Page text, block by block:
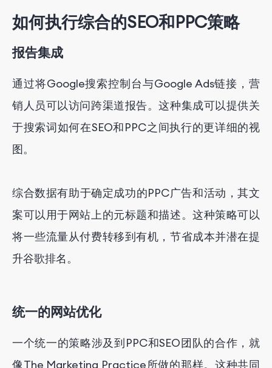
如何执行综合的SEO和PPC策略
报告集成
通过将Google搜索控制台与Google Ads链接，营
销人员可以访问跨渠道报告。这种集成可以提供关
于搜索词如何在SEO和PPC之间执行的更详细的视
图。
综合数据有助于确定成功的PPC广告和活动，其文
案可以用于网站上的元标题和描述。这种策略可以
将一些流量从付费转移到有机，节省成本并潜在提
升谷歌排名。
统一的网站优化
一个统一的策略涉及到PPC和SEO团队的合作，就
像The Marketing Practice所做的那样。这种共同